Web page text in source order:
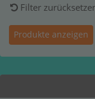
Filter